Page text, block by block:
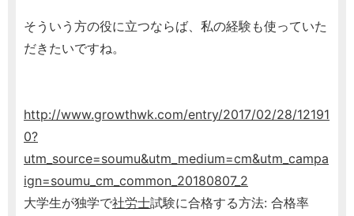
そういう方の役に立つならば、私の経験も使っていた
だきたいですね。
http://www.growthwk.com/entry/2017/02/28/12191
0?
utm_source=soumu&utm_medium=cm&utm_campa
ign=soumu_cm_common_20180807_2
大学生が独学で社労士試験に合格する方法: 合格率